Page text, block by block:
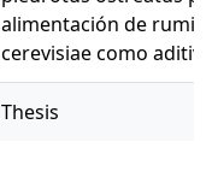
alimentación de
cerevisiae como
Thesis